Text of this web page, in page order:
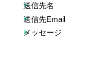
送信先名
送信先Email
メッセージ